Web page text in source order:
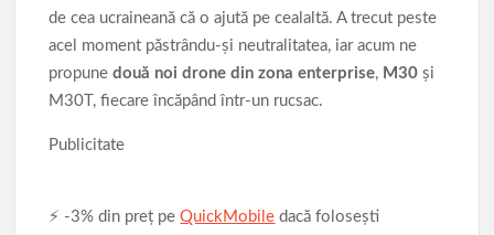
de cea ucraineană că o ajută pe cealaltă. A trecut peste
acel moment păstrându-şi neutralitatea, iar acum ne
propunedouă noi drone din zona enterprise, M30 şi
M30T, fiecare încăpând într-un rucsac.
Publicitate
⚡ -3% din preț peQuickMobile dacă folosești